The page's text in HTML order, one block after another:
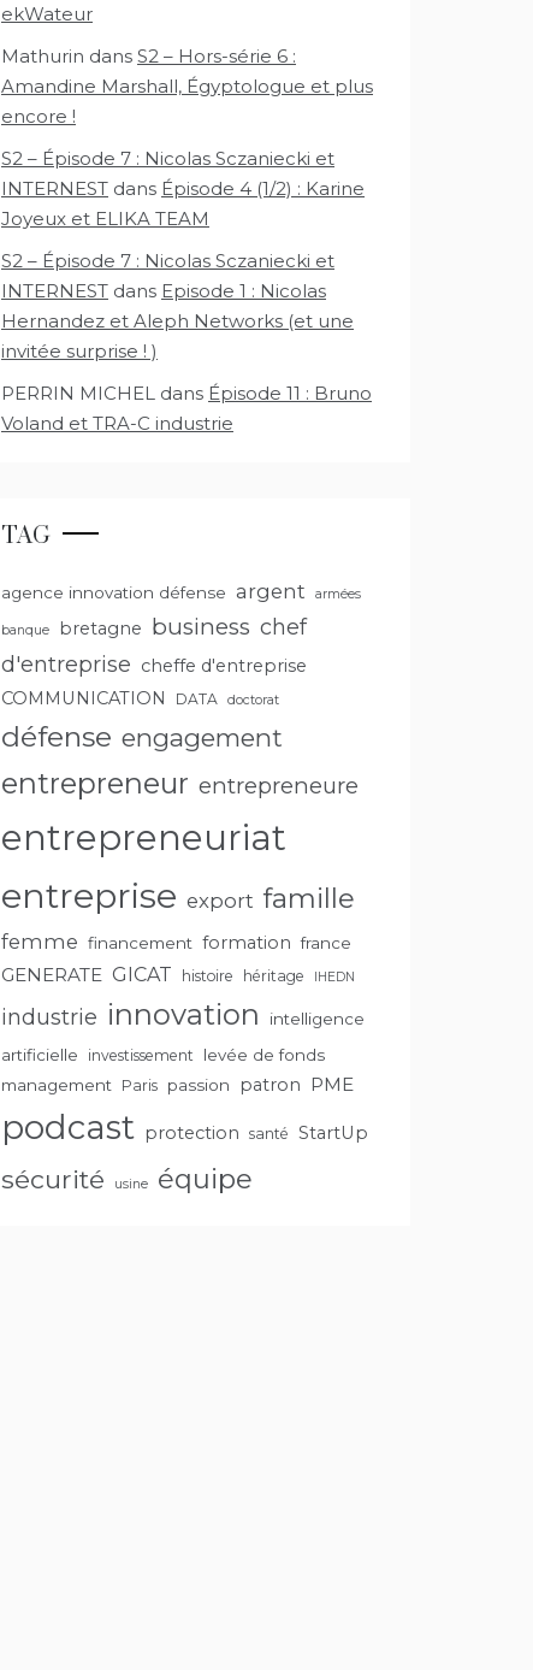
ekWateur
Mathurin dans S2 – Hors-série 6 :
Amandine Marshall, Égyptologue et plus
encore !
S2 – Épisode 7 : Nicolas Sczaniecki et
INTERNEST dans Épisode 4 (1/2) : Karine
Joyeux et ELIKA TEAM
S2 – Épisode 7 : Nicolas Sczaniecki et
INTERNEST dans Episode 1 : Nicolas
Hernandez et Aleph Networks (et une
invitée surprise ! )
PERRIN MICHEL dans Épisode 11 : Bruno
Voland et TRA-C industrie
TAG
agence innovation défense argent armées
banque bretagne business chef
d'entreprise cheffe d'entreprise
COMMUNICATION
DATA doctorat
défense engagement
entrepreneur entrepreneure
entrepreneuriat
entreprise export famille
femme financement formation france
GENERATE GICAT histoire héritage IHEDN
industrie innovation
intelligence
artificielle
investissement
levée de fonds
management
Paris passion patron PME
podcast protection santé StartUp
sécurité usine équipe